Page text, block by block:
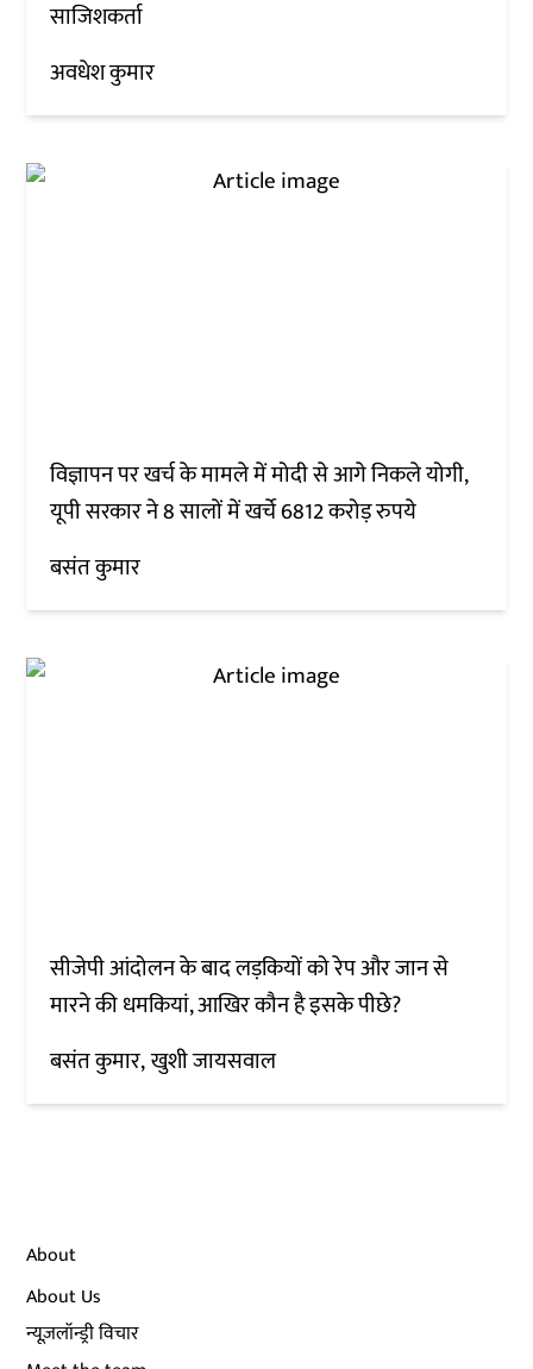
साजिशकर्ता
अवधेश कुमार
विज्ञापन पर खर्च के मामले में मोदी से आगे निकले योगी,
यूपी सरकार ने 8 सालों में खर्चे 6812 करोड़ रुपये
बसंत कुमार
सीजेपी आंदोलन के बाद लड़कियों को रेप और जान से
मारने की धमकियां, आखिर कौन है इसके पीछे?
बसंत कुमार खुशी जायसवाल
About
About Us
न्यूज़लॉन्ड्री विचार